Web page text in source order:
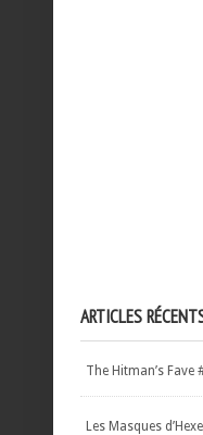
ARTICLES
The Hitman’s Fave
Les Masques